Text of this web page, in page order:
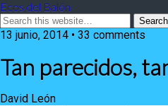
Ecos del Balón
13 junio, 2014 • 33 comments
Tan parecidos,
David León